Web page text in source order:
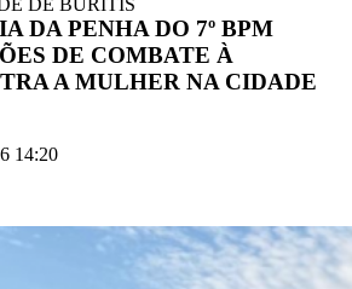
DE BURITIS
DA PENHA DO 7º BPM
DE COMBATE À
A MULHER NA CIDADE
14:20